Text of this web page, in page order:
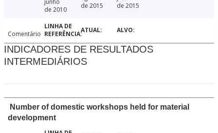
junho
de 2010
de 2015
de 2015
Comentário
INDICADORES DE RESULTADOS
INTERMEDIÁRIOS
Number of domestic workshops held for material
development